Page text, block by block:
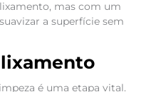
mas com um
a superfície sem
é uma etapa vital.